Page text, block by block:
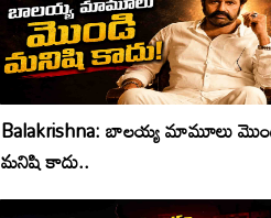
Balakrishna: బాలయ్య మామూలు
మనిషి కాదు..